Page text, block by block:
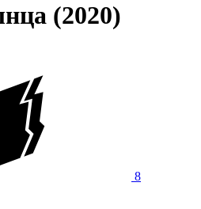
(2020)
8